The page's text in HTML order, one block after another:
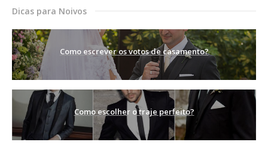
Dicas para Noivos
Como escrever os votos de casamento?
Como escolher o traje perfeito?